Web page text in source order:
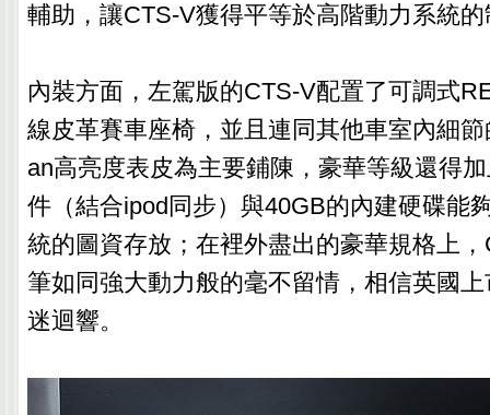
輔助，讓CTS-V獲得平等於高階動力系統
內裝方面，左駕版的CTS-V配置了可調式
線皮革賽車座椅，並且連同其他車室內細
an高亮度表皮為主要鋪陳，豪華等級還得
件（結合ipod同步）與40GB的內建硬碟能
統的圖資存放；在裡外盡出的豪華規格上
筆如同強大動力般的毫不留情，相信英國
迷迴響。